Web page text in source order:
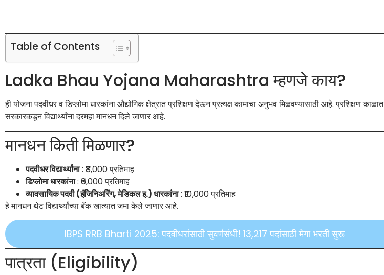
Table of Contents
Ladka Bhau Yojana Maharashtra म्हणजे काय?
ही योजना पदवीधर व डिप्लोमा धारकांना औद्योगिक क्षेत्रात प्रशिक्षण देऊन प्रत्यक्ष कामाचा अनुभव मिळवण्यासाठी आहे. प्रशिक्षण काळात
सरकारकडून विद्यार्थ्यांना दरमहा मानधन दिले जाणार आहे.
मानधन किती मिळणार?
पदवीधर विद्यार्थ्यांना: ₹8,000 प्रतिमाह
डिप्लोमा धारकांना: ₹6,000 प्रतिमाह
व्यावसायिक पदवी (इंजिनिअरिंग, मेडिकल इ.) धारकांना: ₹10,000 प्रतिमाह
हे मानधन थेट विद्यार्थ्यांच्या बँक खात्यात जमा केले जाणार आहे.
IBPS RRB Bharti 2025: पदवीधरांसाठी सुवर्णसंधी! 13,217 पदांसाठी मेगा भरती सुरू
पात्रता (Eligibility)